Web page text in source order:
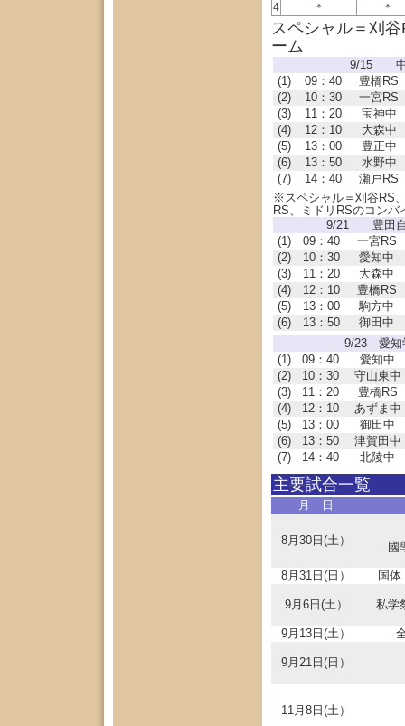
4
＊ ＊
スペシャル＝刈
ーム
9/15 中
(1)
09：40
豊橋RS
(2)
10：30
一宮RS
(3)
11：20
宝神中
(4)
12：10
大森中
(5)
13：00
豊正中
(6)
13：50
水野中
(7)
14：40
瀬戸RS
※スペシャル＝刈谷RS
RS、ミドリRSのコンバ
9/21 豊田自
(1)
09：40
一宮RS
(2)
10：30
愛知中
(3)
11：20
大森中
(4)
12：10
豊橋RS
(5)
13：00
駒方中
(6)
13：50
御田中
9/23 愛知
(1)
09：40
愛知中
(2)
10：30
守山東中
(3)
11：20
豊橋RS
(4)
12：10
あずま中
(5)
13：00
御田中
(6)
13：50
津賀田中
(7)
14：40 北陵中
主要試合一覧
月 日
8月30日(土） 國
8月31日(日） 国
9月6日(土） 私学
9月13日(土）
9月21日(日）
11月8日(土）